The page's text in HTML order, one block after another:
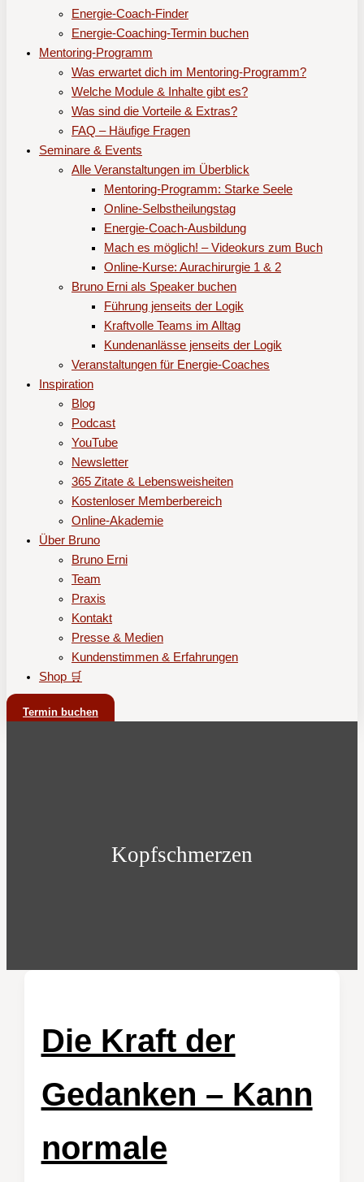
Energie-Coach-Finder
Energie-Coaching-Termin buchen
Mentoring-Programm
Was erwartet dich im Mentoring-Programm?
Welche Module & Inhalte gibt es?
Was sind die Vorteile & Extras?
FAQ – Häufige Fragen
Seminare & Events
Alle Veranstaltungen im Überblick
Mentoring-Programm: Starke Seele
Online-Selbstheilungstag
Energie-Coach-Ausbildung
Mach es möglich! – Videokurs zum Buch
Online-Kurse: Aurachirurgie 1 & 2
Bruno Erni als Speaker buchen
Führung jenseits der Logik
Kraftvolle Teams im Alltag
Kundenanlässe jenseits der Logik
Veranstaltungen für Energie-Coaches
Inspiration
Blog
Podcast
YouTube
Newsletter
365 Zitate & Lebensweisheiten
Kostenloser Memberbereich
Online-Akademie
Über Bruno
Bruno Erni
Team
Praxis
Kontakt
Presse & Medien
Kundenstimmen & Erfahrungen
Shop 🛒
Termin buchen
Kopfschmerzen
Die Kraft der
Gedanken – Kann
normale